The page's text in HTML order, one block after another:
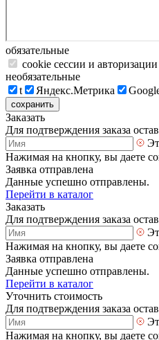
обязательные
cookie сессии и авторизации
необязательные
t
Яндекс.Метрика
сохранить
Заказать
Для подтверждения заказа
Нажимая на кнопку, вы даете
Заявка отправлена
Данные успешно отправлены.
Перейти в каталог
Заказать
Для подтверждения заказа
Нажимая на кнопку, вы даете
Заявка отправлена
Данные успешно отправлены.
Перейти в каталог
Уточнить стоимость
Для подтверждения заказа
Нажимая на кнопку, вы даете